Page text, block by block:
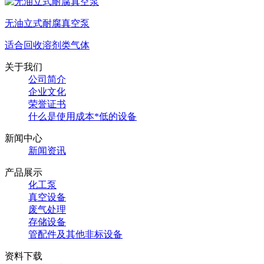
无油立式耐腐真空泵
适合回收溶剂类气体
关于我们
公司简介
企业文化
荣誉证书
什么是使用成本*低的设备
新闻中心
新闻资讯
产品展示
化工泵
真空设备
废气处理
存储设备
管配件及其他非标设备
资料下载